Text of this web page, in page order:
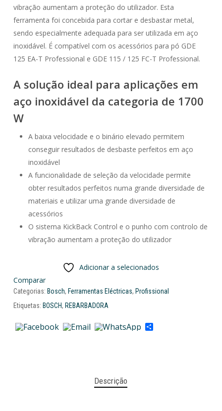
vibração aumentam a proteção do utilizador. Esta
ferramenta foi concebida para cortar e desbastar metal,
sendo especialmente adequada para ser utilizada em aço
inoxidável. É compatível com os acessórios para pó GDE
125 EA-T Professional e GDE 115 / 125 FC-T Professional.
A solução ideal para aplicações em
aço inoxidável da categoria de 1700
W
A baixa velocidade e o binário elevado permitem
conseguir resultados de desbaste perfeitos em aço
inoxidável
A funcionalidade de seleção da velocidade permite
obter resultados perfeitos numa grande diversidade de
materiais e utilizar uma grande diversidade de
acessórios
O sistema KickBack Control e o punho com controlo de
vibração aumentam a proteção do utilizador
Adicionar a selecionados
Comparar
Categorias: Bosch, Ferramentas Eléctricas, Profissional
Etiquetas: BOSCH, REBARBADORA
Share
Descrição